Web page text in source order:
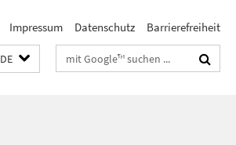
Impressum Datenschutz Barrierefreiheit
DE Suchbegriffe